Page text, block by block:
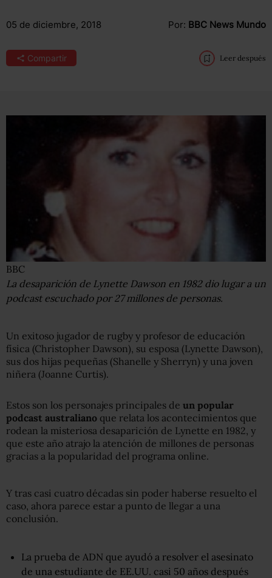
05 de diciembre, 2018 Por: BBC News Mundo
Compartir Leer después
BBC
La desaparición de Lynette Dawson en 1982 dio lugar a un
podcast escuchado por 27 millones de personas.
Un exitoso jugador de rugby y profesor de educación
física (Christopher Dawson), su esposa (Lynette Dawson),
sus dos hijas pequeñas (Shanelle y Sherryn) y una joven
niñera (Joanne Curtis).
Estos son los personajes principales de un popular
podcast australiano que relata los acontecimientos que
rodean la misteriosa desaparición de Lynette en 1982, y
que este año atrajo la atención de millones de personas
gracias a la popularidad del programa online.
Y tras casi cuatro décadas sin poder haberse resuelto el
caso, ahora parece estar a punto de llegar a una
conclusión.
La prueba de ADN que ayudó a resolver el asesinato
de una estudiante de EE.UU. casi 50 años después